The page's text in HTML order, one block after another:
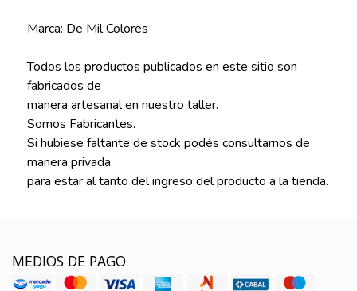
Marca: De Mil Colores
Todos los productos publicados en este sitio son
fabricados de
manera artesanal en nuestro taller.
Somos Fabricantes.
Si hubiese faltante de stock podés consultarnos de
manera privada
para estar al tanto del ingreso del producto a la tienda.
MEDIOS DE PAGO